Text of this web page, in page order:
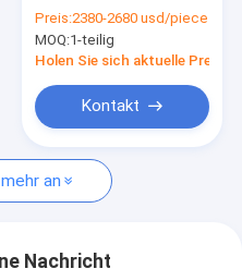
Preis:2380-2680 usd/piece
MOQ:1-teilig
Holen Sie sich aktuelle Preis
Kontakt
an
Nachricht